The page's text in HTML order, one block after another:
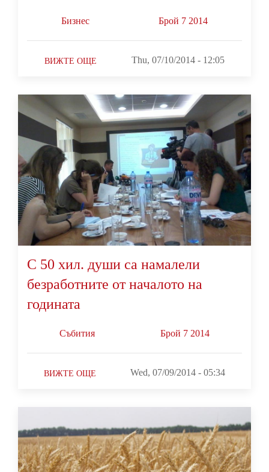
Бизнес Брой 7 2014
ВИЖТЕ ОЩЕ Thu, 07/10/2014 - 12:05
С 50 хил. души са намалели
безработните от началото на
годината
Събития Брой 7 2014
ВИЖТЕ ОЩЕ Wed, 07/09/2014 - 05:34